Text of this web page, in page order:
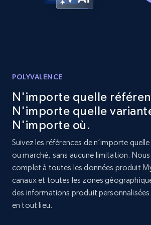
price, and more.
Etsy - Collect data on products
specified keywords
URL, Product id, Listing inventory id,
Reviews count shop, Reviews count
price, and more.
1.9K+ 323+
Etsy - Collects data from shop's
POLYVALENCE
N'importe quelle
N'importe quelle
N'importe où.
Suivez les références de n’importe
ou marché, sans aucune limitation.
complet à toutes les données produit
canaux et toutes les zones
des informations produit
en tout lieu.